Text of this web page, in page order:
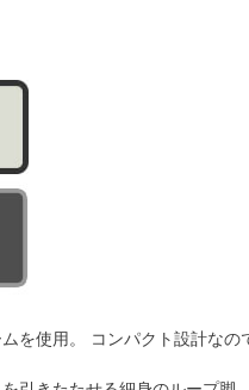
を使用。 コンパクト設計なの